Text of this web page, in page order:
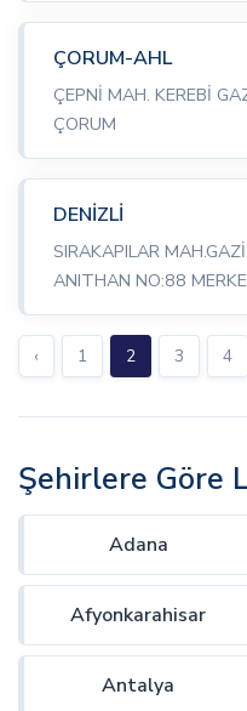
ÇORUM-AHL
ÇEPNİ MAH. KEREBİ
ÇORUM
DENİZLİ
SIRAKAPILAR
ANITHAN NO:88
‹ 1 2 3 4
Şehirlere Göre
Adana
Afyonkarahisar
Antalya